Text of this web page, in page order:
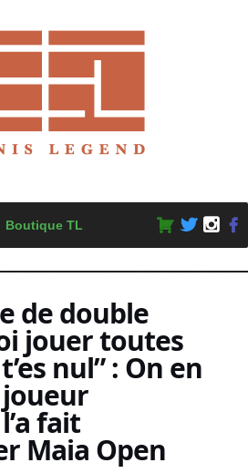
Boutique TL
de double
jouer toutes
nul” : On en
fait
Maia Open